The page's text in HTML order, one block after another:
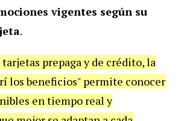
vigentes según su
.
tarjetas prepaga y de crédito, la
los beneficios" permite conocer
en tiempo real y